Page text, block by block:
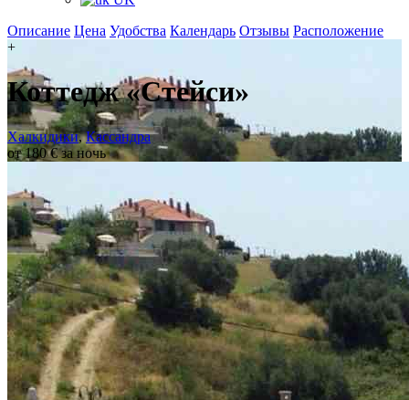
Описание Цена Удобства Календарь Отзывы Расположение
+
Коттедж «Стейси»
Халкидики,Кассандра
от 180 € за ночь